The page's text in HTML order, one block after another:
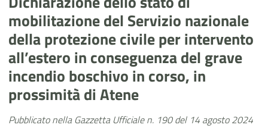
mobilitazione del Servizio nazionale
della protezione civile per intervento
all’estero in conseguenza del grave
incendio boschivo in corso, in
prossimità di Atene
Pubblicato nella Gazzetta Ufficiale n. 190 del 14 agosto 2024